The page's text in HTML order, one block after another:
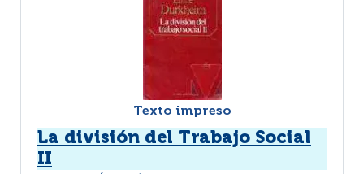
Texto impreso
La división del Trabajo Social
II